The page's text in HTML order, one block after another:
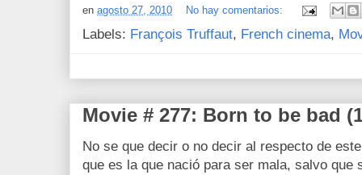
en agosto 27, 2010 No hay comentarios:
Labels: François Truffaut, French cinema,
Movie # 277: Born to be bad
No se que decir o no decir al respecto de
que es la que nació para ser mala, salvo que